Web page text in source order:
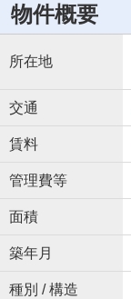
物件概要
所在地
交通
賃料
管理費等
面積
築年月
種別 / 構造